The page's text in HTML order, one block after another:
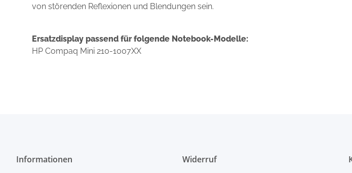
von störenden Reflexionen und Blendungen sein.
Ersatzdisplay passend für folgende Notebook-Modelle:
HP Compaq Mini 210-1007XX
Informationen Widerruf